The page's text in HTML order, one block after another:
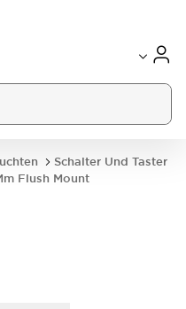
Schalter Und Taster
Flush Mount